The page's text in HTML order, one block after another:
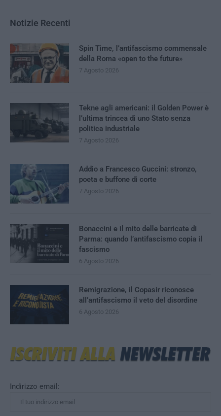
Indirizzo email:
Notizie Recenti
Spin Time, l’antifascismo commensale
della Roma «open to the future»
7 Agosto 2026
Tekne agli americani: il Golden Power è
l’ultima trincea di uno Stato senza
politica industriale
7 Agosto 2026
Addio a Francesco Guccini: stronzo,
poeta e buffone di corte
7 Agosto 2026
Bonaccini e il mito delle barricate di
Parma: quando l’antifascismo copia il
fascismo
6 Agosto 2026
Remigrazione, il Copasir riconosce
all’antifascismo il veto del disordine
6 Agosto 2026